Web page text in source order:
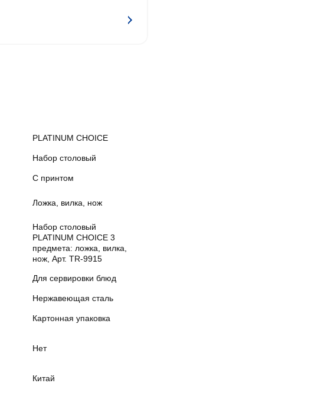
PLATINUM CHOICE
Набор столовый
С принтом
Ложка, вилка, нож
Набор столовый
PLATINUM CHOICE 3
предмета: ложка, вилка,
нож, Арт. TR-9915
Для сервировки блюд
Нержавеющая сталь
Картонная упаковка
Нет
Китай